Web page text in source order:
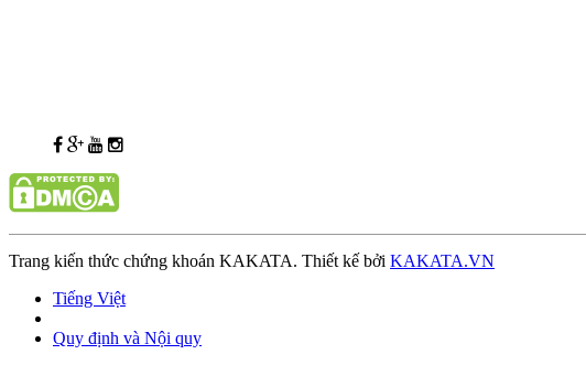
Trang kiến thức chứng khoán KAKATA. Thiết kế bởi KAKATA.VN
Tiếng Việt
Quy định và Nội quy